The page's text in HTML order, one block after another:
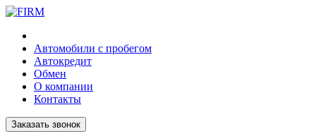
Автомобили с пробегом
Автокредит
Обмен
О компании
Контакты
Заказать звонок